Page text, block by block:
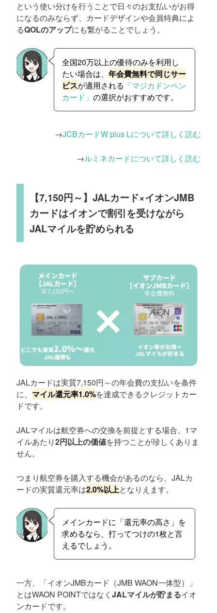
という使い分けを行うことで日々のお支払いがお得
になるのみならず、カードデザインや会員特典によ
るQOLのアップにも繋がることでしょう。
全国20万以上の優待のみを利用し
たい場合は、 年会費無料で同じサー
ビスが適用される 「マジカドンペン
カード」 の選択がおすすめです。
→JCBカードW plus Lについて詳しく読む
→ルミネカードについて詳しく読む
【7,150円～】JALカード×イオンJMB
カードはイオンで割引を受けながら
JALマイルを貯められる
JALカードは実質7,150円～の年会費の支払いを条件
に、 マイル還元率1.0%を達成できるクレジットカー
ドです。
JALマイルは航空券への交換を前提とする場合、1マ
イルあたり2円以上の価値を持つことが珍しくありま
せん。
つまり航空券を購入する機会があるのなら、JALカ
ードの実質還元率は2.0%以上となりえます。
メインカードに「還元率の高さ」を
求めるなら、打ってつけの1枚と言
えるでしょう。
一方、「イオンJMBカード（JMB WAON一体型）」
とはWAON POINTではなくJALマイルが貯まるイオ
ンカードです。